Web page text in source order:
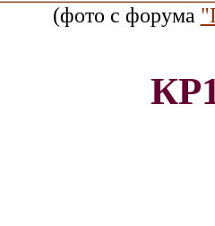
(фото с форума